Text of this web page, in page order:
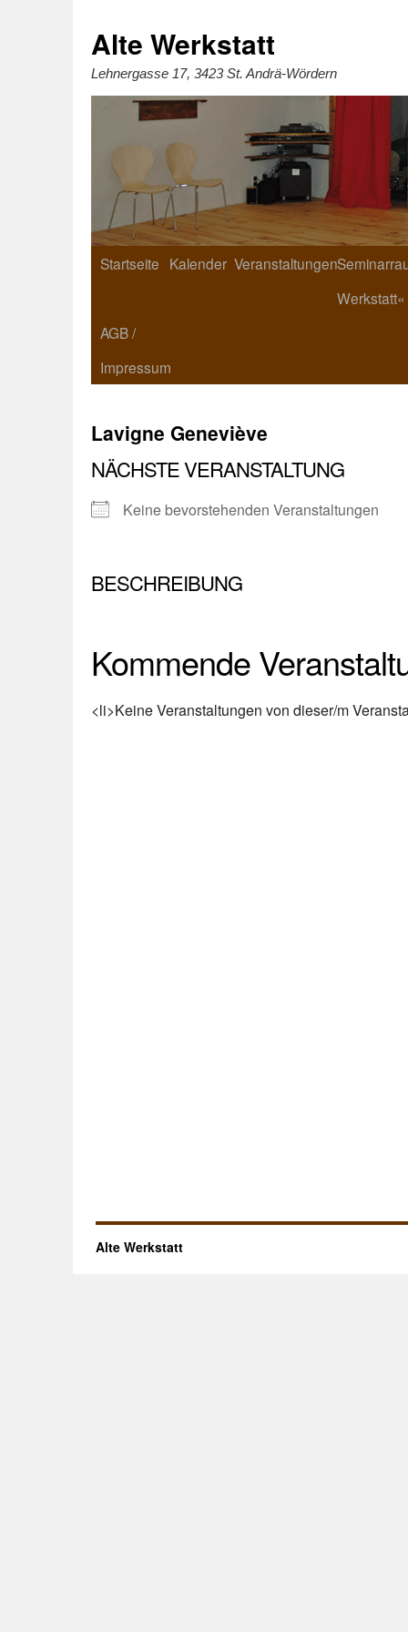
Alte Werkstatt
Lehnergasse 17, 3423 St. Andrä-Wördern
Startseite Kalender Veranstaltungen
Werkstatt«
AGB /
Impressum
Lavigne Geneviève
NÄCHSTE VERANSTALTUNG
Keine bevorstehenden Veranstaltungen
BESCHREIBUNG
Kommende
<li>Keine Veranstaltungen von dieser/m
Alte Werkstatt